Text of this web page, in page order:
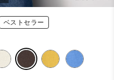
ベストセラー